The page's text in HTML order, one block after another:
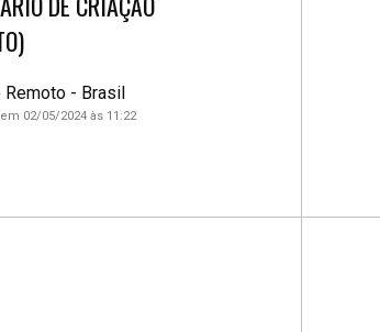
Remoto - Brasil
02/05/2024 às 11:22